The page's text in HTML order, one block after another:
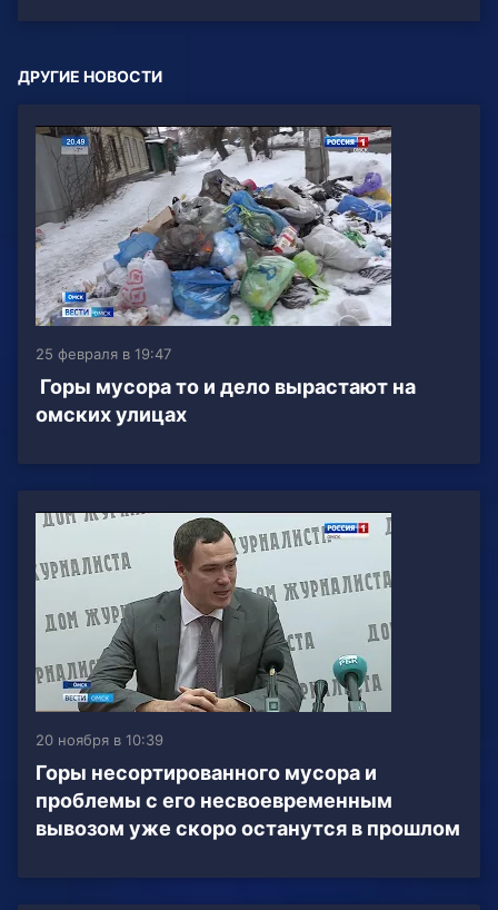
ДРУГИЕ НОВОСТИ
25 февраля в 19:47
Горы мусора то и дело вырастают на
омских улицах
20 ноября в 10:39
Горы несортированного мусора и
проблемы с его несвоевременным
вывозом уже скоро останутся в прошлом